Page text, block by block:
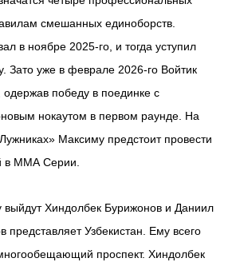
смешанных единоборств.
в ноябре 2025-го, и тогда уступил
уже в феврале 2026-го Войтик
одержав победу в поединке с
нокаутом в первом раунде. На
Максиму предстоит провести
в ММА Серии.
выйдут Хиндолбек Бурижонов и Даниил
представляет Узбекистан. Ему всего
многообещающий проспект. Хиндолбек